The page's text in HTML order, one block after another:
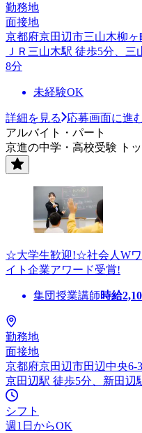
勤務地
面接地
京都府京田辺市三山木柳ヶ
ＪＲ三山木駅 徒歩5分、
8分
未経験OK
詳細を見る
応募画面に進
アルバイト・パート
京進の中学・高校受験 ト
☆大学生歓迎!☆社会人W
イト企業アワード受賞!
集団授業講師時給
勤務地
面接地
京都府京田辺市田辺中央6-
京田辺駅 徒歩5分、新田辺
シフト
週1日からOK